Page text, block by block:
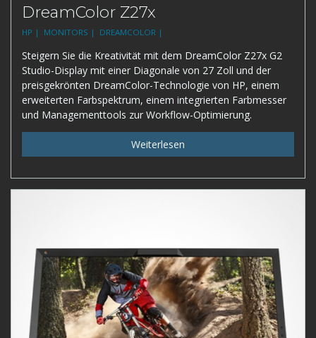
DreamColor Z27x
HP | MONITORS | DREAMCOLOR |
Steigern Sie die Kreativität mit dem DreamColor Z27x G2
Studio-Display mit einer Diagonale von 27 Zoll und der
preisgekrönten DreamColor-Technologie von HP, einem
erweiterten Farbspektrum, einem integrierten Farbmesser
und Managementtools zur Workflow-Optimierung.
Weiterlesen